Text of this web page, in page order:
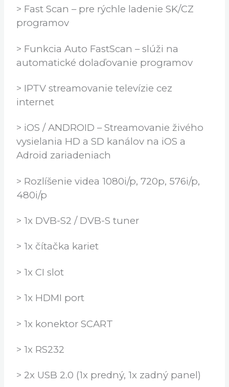
> Podpora kodeku H.265 HEVC
> Jednoduchá inštalácia – nastavenie a
naladenie prijímača v dvoch krokoch
> Fast Scan – pre rýchle ladenie SK/CZ
> Funkcia Auto FastScan – slúži na
automatické dolaďovanie programov
> IPTV streamovanie televízie cez
internet
> iOS / ANDROID – Streamovanie živého
vysielania HD a SD kanálov na iOS a
Adroid zariadeniach
> Rozlíšenie videa 1080i/p, 720p, 576i/p,
> 1x DVB-S2 / DVB-S tuner
> 1x čítačka kariet
> 1x CI slot
> 1x HDMI port
> 1x konektor SCART